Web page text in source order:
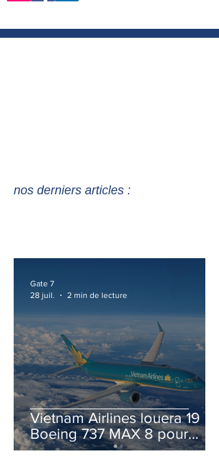
nos derniers articles :
Vietnam Airlines louera 19
Boeing 737 MAX 8 pour
accélérer la modernisation
Gate 7
28 juil.
2 min de lecture